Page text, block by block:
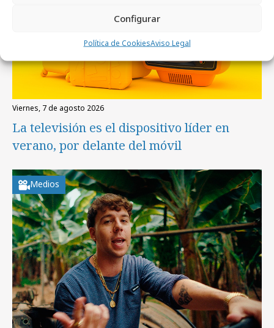
Configurar
Política de CookiesAviso Legal
viernes, 7 de agosto 2026
La televisión es el dispositivo líder en
verano, por delante del móvil
Medios